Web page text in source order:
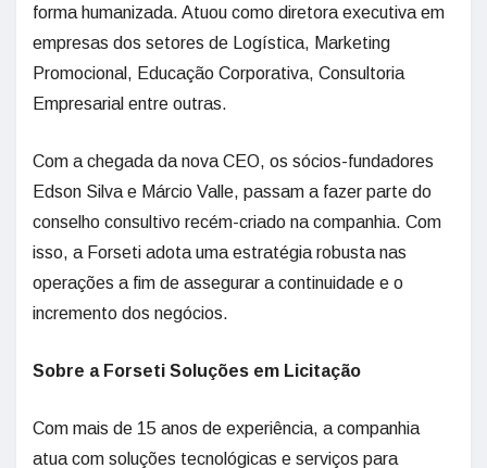
forma humanizada. Atuou como diretora executiva em
empresas dos setores de Logística, Marketing
Promocional, Educação Corporativa, Consultoria
Empresarial entre outras.
Com a chegada da nova CEO, os sócios-fundadores
Edson Silva e Márcio Valle, passam a fazer parte do
conselho consultivo recém-criado na companhia. Com
isso, a Forseti adota uma estratégia robusta nas
operações a fim de assegurar a continuidade e o
incremento dos negócios.
Sobre a Forseti Soluções em Licitação
Com mais de 15 anos de experiência, a companhia
atua com soluções tecnológicas e serviços para